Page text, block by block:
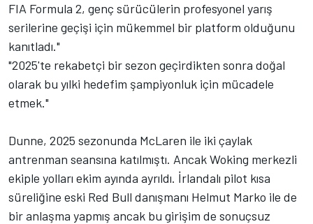
FIA Formula 2, genç sürücülerin profesyonel yarış
serilerine geçişi için mükemmel bir platform olduğunu
kanıtladı."
"2025'te rekabetçi bir sezon geçirdikten sonra doğal
olarak bu yılki hedefim şampiyonluk için mücadele
etmek."
Dunne, 2025 sezonunda McLaren ile iki çaylak
antrenman seansına katılmıştı. Ancak Woking merkezli
ekiple yolları ekim ayında ayrıldı. İrlandalı pilot kısa
süreliğine eski Red Bull danışmanı Helmut Marko ile de
bir anlaşma yapmış ancak bu girişim de sonuçsuz